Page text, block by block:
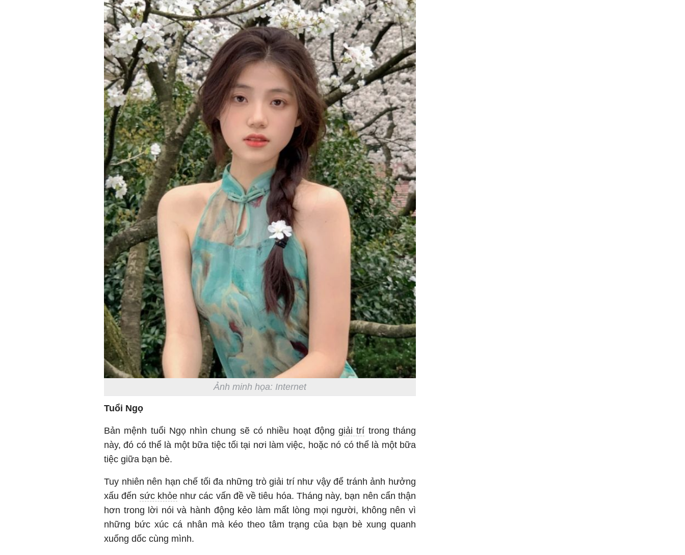
Ảnh minh họa: Internet
Tuổi Ngọ
Bản mệnh tuổi Ngọ nhìn chung sẽ có nhiều hoạt độnggiải trí trong tháng
này, đó có thể là một bữa tiệc tối tại nơi làm việc, hoặc nó có thể là một bữa
tiệc giữa bạn bè.
Tuy nhiên nên hạn chế tối đa những trò giải trí như vậy để tránh ảnh hưởng
xấu đến sức khỏenhư các vấn đề về tiêu hóa. Tháng này, bạn nên cẩn thận
hơn trong lời nói và hành động kẻo làm mất lòng mọi người, không nên vì
những bức xúc cá nhân mà kéo theo tâm trạng của bạn bè xung quanh
xuống dốc cùng mình.